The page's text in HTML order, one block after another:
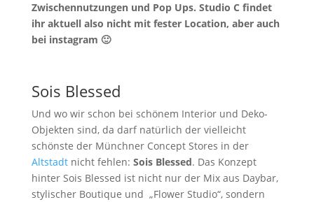
Zwischennutzungen und Pop Ups. Studio C findet
ihr aktuell also nicht mit fester Location, aber auch
bei instagram 🙂
Sois Blessed
Und wo wir schon bei schönem Interior und Deko-
Objekten sind, da darf natürlich der vielleicht
schönste der Münchner Concept Stores in der
Altstadtnicht fehlen: Sois Blessed. Das Konzept
hinter Sois Blessed ist nicht nur der Mix aus Daybar,
stylischer Boutique und „Flower Studio“, sondern